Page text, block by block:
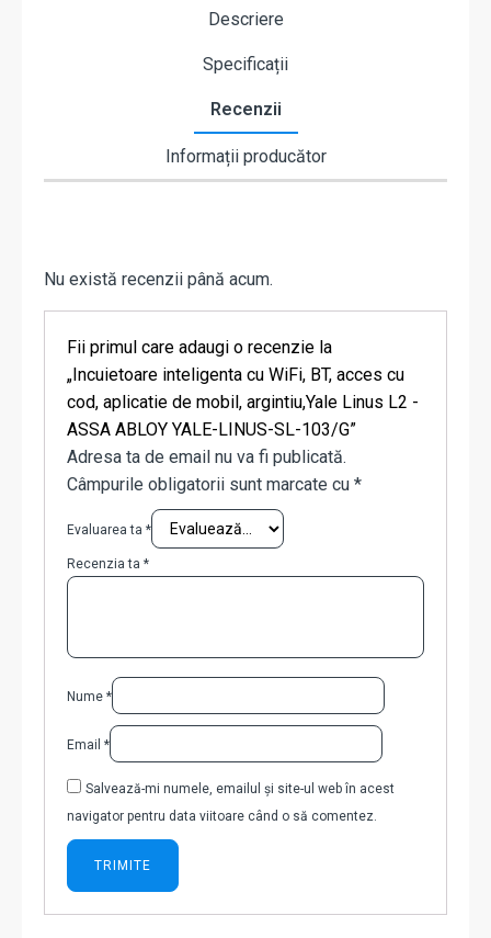
Descriere
Specificații
Recenzii
Informații producător
Nu există recenzii până acum.
Fii primul care adaugi o recenzie la
„Incuietoare inteligenta cu WiFi, BT, acces cu
cod, aplicatie de mobil, argintiu,Yale Linus L2 -
ASSA ABLOY YALE-LINUS-SL-103/G”
Adresa ta de email nu va fi publicată.
Câmpurile obligatorii sunt marcate cu *
Evaluarea ta *
Recenzia ta *
Nume *
Email *
Salvează-mi numele, emailul și site-ul web în acest
navigator pentru data viitoare când o să comentez.